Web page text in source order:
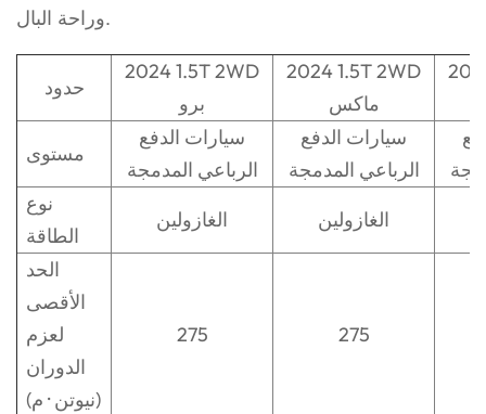
وراحة البال.
حدود
2024 1.5T 2WD
برو
2024 1.5T 2WD
ماكس
مستوى
سيارات الدفع
الرباعي المدمجة
سيارات الدفع
الرباعي المدمجة
نوع
الطاقة
الغازولين الغازولين
الحد
الأقصى
لعزم
الدوران
(نيوتن · م)
275 275